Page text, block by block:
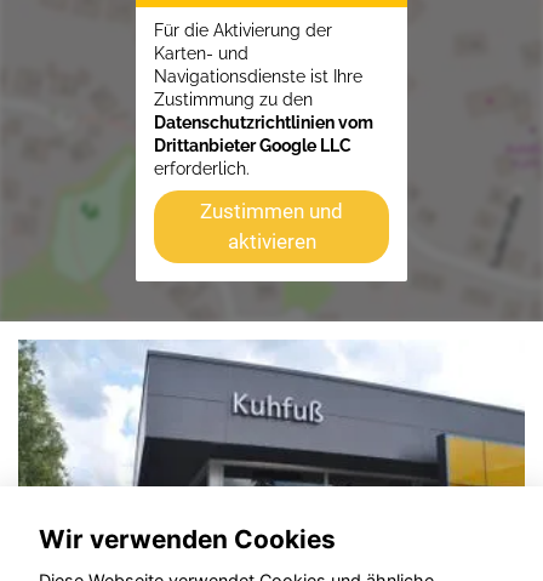
Für die Aktivierung der
Karten- und
Navigationsdienste ist Ihre
Zustimmung zu den
Datenschutzrichtlinien vom
Drittanbieter Google LLC
erforderlich.
Zustimmen und
aktivieren
Wir verwenden Cookies